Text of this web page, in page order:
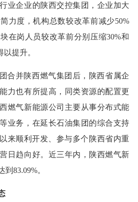
业企业的陕西交控集团，企业加大
力度，机构总数较改革前减少50%
在岗人员较改革前分别压缩30%和
提升。
合并陕西燃气集团后，陕西省属企
力也有所提高，同类资源的配置更
燃气新能源公司主要从事分布式能
业务，在延长石油集团的综合支持
来顺利开发、参与多个陕西省内重
日趋向好。近三年内，陕西燃气新
83.09%。